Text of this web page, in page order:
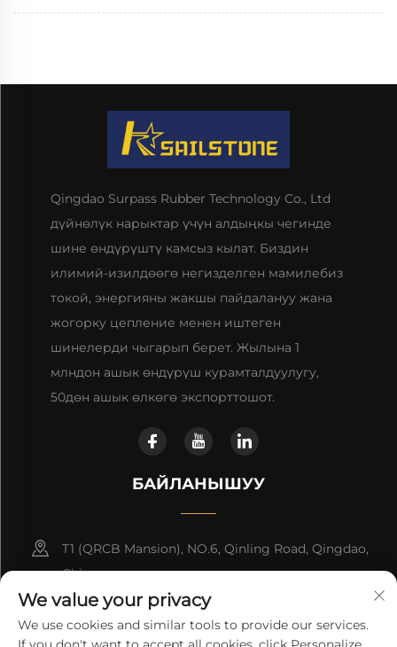
Qingdao Surpass Rubber Technology Co., Ltd
дүйнөлүк нарыктар үчүн алдыңкы чегинде
шине өндүрүштү камсыз кылат. Биздин
илимий-изилдөөгө негизделген мамилебиз
токой, энергияны жакшы пайдалануу жана
жогорку цепление менен иштеген
шинелерди чыгарып берет. Жылына 1
млндон ашык өндүрүш курамталдуулугу,
50дөн ашык өлкөгө экспорттошот.
БАЙЛАНЫШУУ
T1 (QRCB Mansion), NO.6, Qinling Road, Qingdao,
China
+86-18660280181
We value your privacy
We use cookies and similar tools to provide our services.